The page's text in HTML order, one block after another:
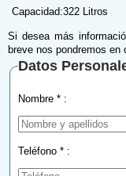
Capacidad:322 Litros
Si desea más
breve nos pondremos en
Datos
Nombre * :
Teléfono * :